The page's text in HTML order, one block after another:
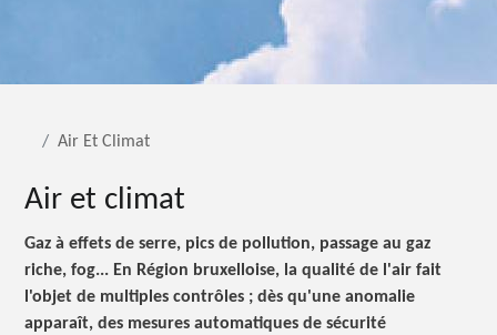
Air Et Climat
Air et climat
Gaz à effets de serre, pics de pollution, passage au gaz
riche, fog... En Région bruxelloise, la qualité de l'air fait
l'objet de multiplescontrôles ; dès qu'une anomalie
apparaît, des mesures automatiques de sécurité